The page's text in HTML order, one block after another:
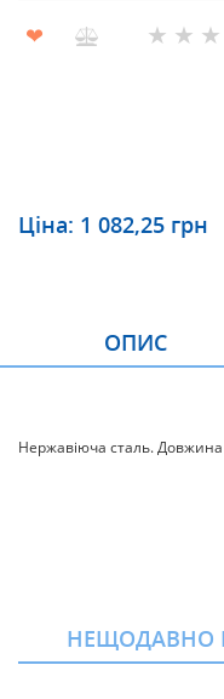
❤ ★ ★ ★
Ціна: 1 082,25 грн
ОПИС
Нержавіюча сталь.
НЕЩОДАВНО